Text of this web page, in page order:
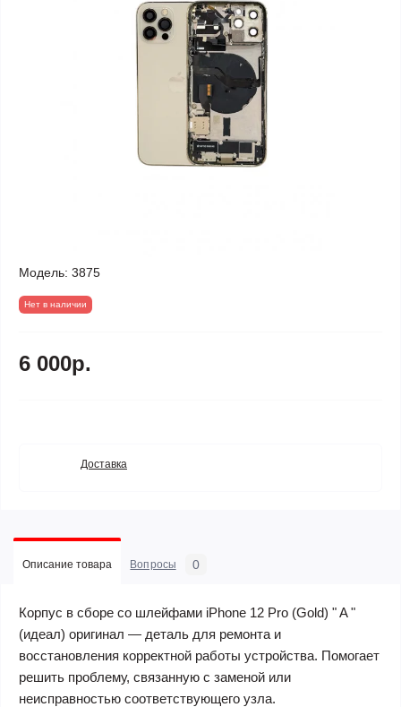
Модель: 3875
Нет в наличии
6 000р.
Доставка
Описание товара Вопросы 0
Корпус в сборе со шлейфами iPhone 12 Pro (Gold) " A "
(идеал) оригинал — деталь для ремонта и
восстановления корректной работы устройства. Помогает
решить проблему, связанную с заменой или
неисправностью соответствующего узла.